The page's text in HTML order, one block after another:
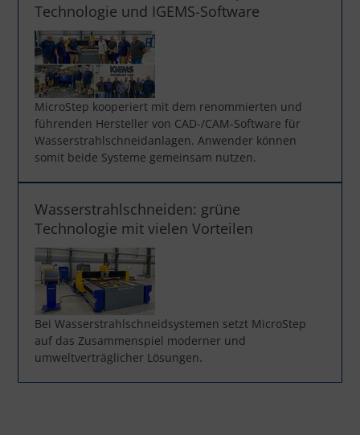
Technologie und IGEMS-Software
MicroStep kooperiert mit dem renommierten und
führenden Hersteller von CAD-/CAM-Software für
Wasserstrahlschneidanlagen. Anwender können
somit beide Systeme gemeinsam nutzen.
Wasserstrahlschneiden: grüne
Technologie mit vielen Vorteilen
Bei Wasserstrahlschneidsystemen setzt MicroStep
auf das Zusammenspiel moderner und
umweltverträglicher Lösungen.